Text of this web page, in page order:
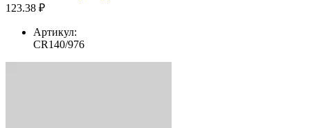
123.38 ₽
Артикул:
CR140/976